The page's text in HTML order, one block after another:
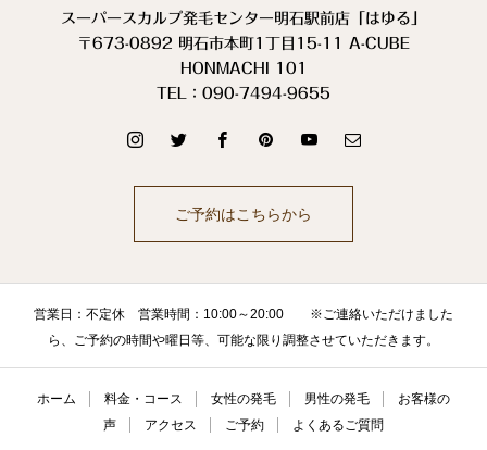
スーパースカルプ発毛センター明石駅前店「はゆる」
〒673-0892 明石市本町1丁目15-11 A-CUBE
HONMACHI 101
TEL：090-7494-9655
ご予約はこちらから
営業日：不定休 営業時間：10:00～20:00 ※ご連絡いただけました
ら、ご予約の時間や曜日等、可能な限り調整させていただきます。
ホーム 料金・コース 女性の発毛 男性の発毛
お客様の
声
アクセス ご予約 よくあるご質問